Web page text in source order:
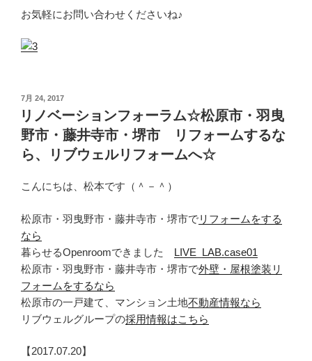
お気軽にお問い合わせくださいね♪
投
稿
日:
7月 24, 2017
リノベーションフォーラム☆松原市・羽曳
野市・藤井寺市・堺市 リフォームするな
ら、リブウェルリフォームへ☆
こんにちは、松本です（＾－＾）
松原市・羽曳野市・藤井寺市・堺市でリフォームをする
なら
暮らせるOpenroomできました LIVE_LAB.case01
松原市・羽曳野市・藤井寺市・堺市で外壁・屋根塗装リ
フォームをするなら
松原市の一戸建て、マンション土地不動産情報なら
リブウェルグループの採用情報はこちら
【2017.07.20】